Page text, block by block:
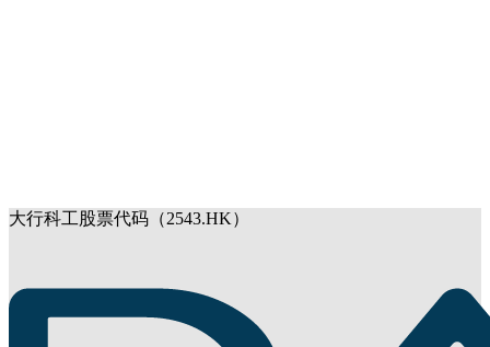
大行科工股票代码（2543.HK）